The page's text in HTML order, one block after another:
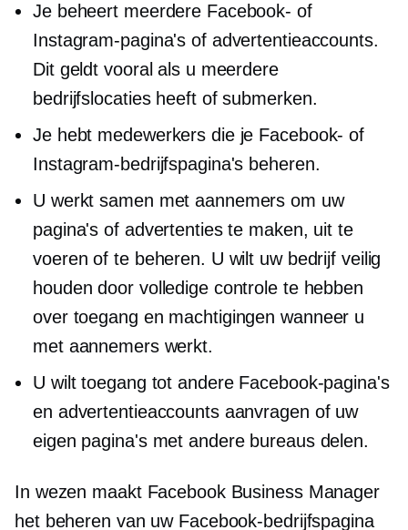
Je beheert meerdere Facebook- of
Instagram-pagina's of advertentieaccounts.
Dit geldt vooral als u meerdere
bedrijfslocaties heeft ofsubmerken.
Je hebt medewerkers die je Facebook- of
Instagram-bedrijfspagina's beheren.
U werkt samen met aannemers om uw
pagina's of advertenties te maken, uit te
voeren of te beheren. U wilt uw bedrijf veilig
houden door volledige controle te hebben
over toegang en machtigingen wanneer u
met aannemers werkt.
U wilt toegang tot andere Facebook-pagina's
en advertentieaccounts aanvragen of uw
eigen pagina's met andere bureaus delen.
In wezen maakt Facebook Business Manager
het beheren van uw Facebook-bedrijfspagina